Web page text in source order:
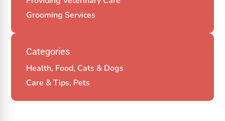
Grooming Services
Categories
Health, Food, Cats & Dogs
Care & Tips, Pets